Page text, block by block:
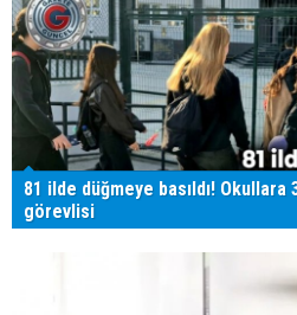
81 ilde düğmeye basıldı!
görevlisi